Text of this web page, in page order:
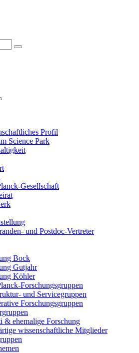
Profil
Science Park
Gesellschaft
und Postdoc-Vertreter
Bock
Gutjahr
Köhler
Forschungsgruppen
und Servicegruppen
Forschungsgruppen
& ehemalige Forschung
wissenschaftliche Mitglieder